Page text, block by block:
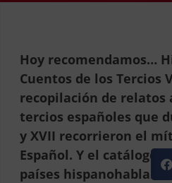
Hoy recomendamos…
Cuentos de los Tercios
recopilación de relatos
tercios españoles que
y XVII recorrieron el
Español. Y el catálogo
países